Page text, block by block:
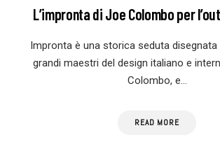
L’impronta di Joe Colombo per
Impronta è una storica seduta disegnata
grandi maestri del design italiano e
Colombo, e…
READ MORE